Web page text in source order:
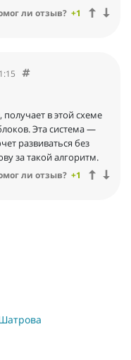
ли отзыв? +1
в этой схеме
Эта система —
развиваться без
за такой алгоритм.
ли отзыв? +1